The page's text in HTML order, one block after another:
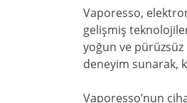
Vaporesso,
gelişmiş
yoğun ve
deneyim sunarak,
Vaporesso’nun